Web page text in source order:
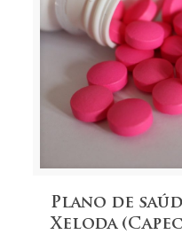
Plano de
Xeloda